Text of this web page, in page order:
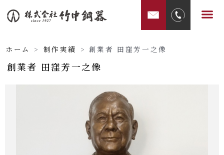
容
ス
メ
ホーム > 制作実績 > 創業者 田窪芳一之像
創業者 田窪芳一之像